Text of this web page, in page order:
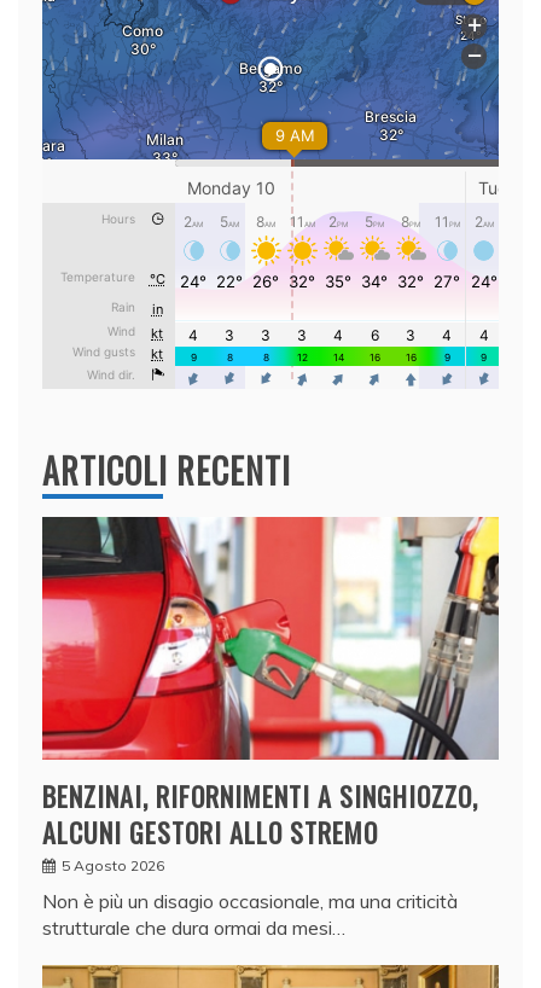
ARTICOLI RECENTI
BENZINAI, RIFORNIMENTI A SINGHIOZZO,
ALCUNI GESTORI ALLO STREMO
5 Agosto 2026
Non è più un disagio occasionale, ma una criticità
strutturale che dura ormai da mesi…